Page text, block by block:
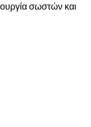
σωστών και